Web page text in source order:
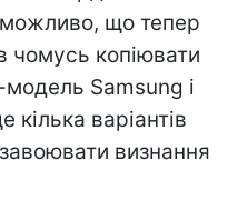
можливо, що тепер
чомусь копіювати
модель Samsung і
варіантів
визнання